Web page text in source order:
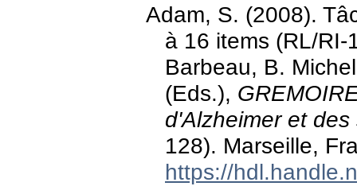
Adam, S. (2008).
à 16 items (RL/
Barbeau, B.
(Eds.),
d'Alzheimer et
128). Marseille,
https://